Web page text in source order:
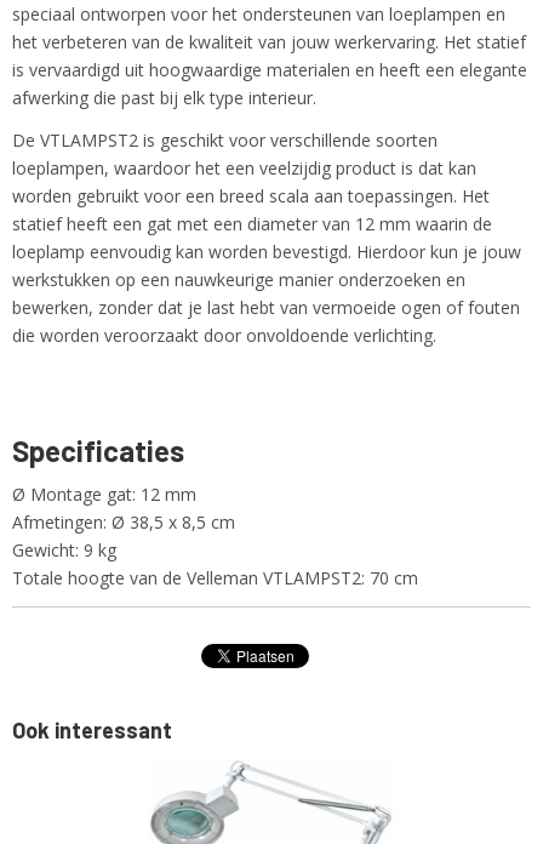
speciaal ontworpen voor het ondersteunen van loeplampen en
het verbeteren van de kwaliteit van jouw werkervaring. Het statief
is vervaardigd uit hoogwaardige materialen en heeft een elegante
afwerking die past bij elk type interieur.
De VTLAMPST2 is geschikt voor verschillende soorten
loeplampen, waardoor het een veelzijdig product is dat kan
worden gebruikt voor een breed scala aan toepassingen. Het
statief heeft een gat met een diameter van 12 mm waarin de
loeplamp eenvoudig kan worden bevestigd. Hierdoor kun je jouw
werkstukken op een nauwkeurige manier onderzoeken en
bewerken, zonder dat je last hebt van vermoeide ogen of fouten
die worden veroorzaakt door onvoldoende verlichting.
Specificaties
Ø Montage gat: 12 mm
Afmetingen: Ø 38,5 x 8,5 cm
Gewicht: 9 kg
Totale hoogte van de Velleman VTLAMPST2: 70 cm
Ook interessant